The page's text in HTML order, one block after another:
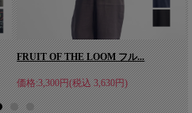
FRUIT OF THE LOOM フル...
価格:3,300円(税込 3,630円)